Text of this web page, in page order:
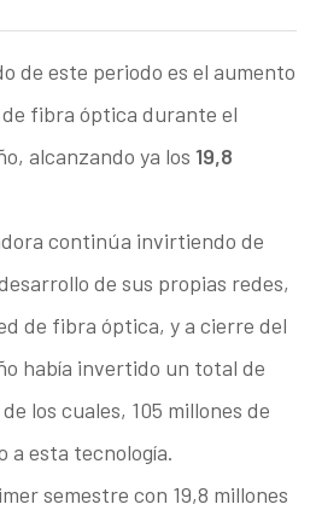
de este periodo es el aumento
fibra óptica durante el
alcanzando ya los 19,8
continúa invirtiendo de
de sus propias redes,
de fibra óptica, y a cierre del
había invertido un total de
los cuales, 105 millones de
a esta tecnología.
semestre con 19,8 millones